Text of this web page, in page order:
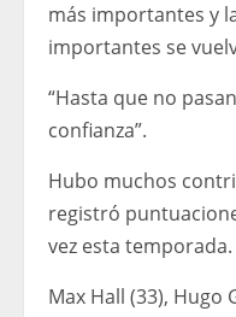
más importantes y
importantes se
“Hasta que no
confianza”.
Hubo muchos
registró
vez esta temporada.
Max Hall (33), Hugo